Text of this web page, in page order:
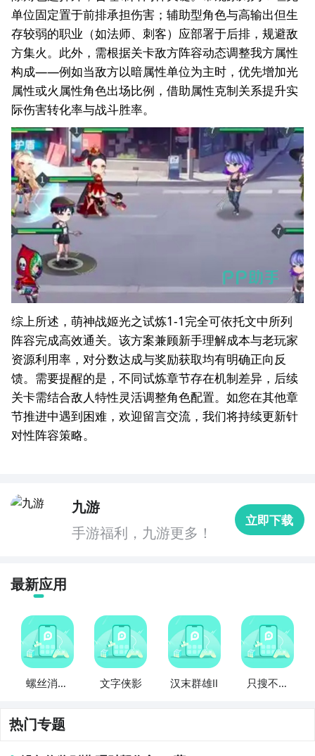
单位固定置于前排承担伤害；辅助型角色与高输出但生
存较弱的职业（如法师、刺客）应部署于后排，规避敌
方集火。此外，需根据关卡敌方阵容动态调整我方属性
构成——例如当敌方以暗属性单位为主时，优先增加光
属性或火属性角色出场比例，借助属性克制关系提升实
际伤害转化率与战斗胜率。
综上所述，萌神战姬光之试炼1-1完全可依托文中所列
阵容完成高效通关。该方案兼顾新手理解成本与老玩家
资源利用率，对分数达成与奖励获取均有明确正向反
馈。需要提醒的是，不同试炼章节存在机制差异，后续
关卡需结合敌人特性灵活调整角色配置。如您在其他章
节推进中遇到困难，欢迎留言交流，我们将持续更新针
对性阵容策略。
九游
手游福利，九游更多！
立即下载
最新应用
螺丝消消
文字侠影 汉末群雄Ⅱ
只搜不打
热门专题